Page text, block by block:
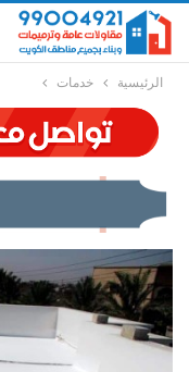
الرئيسية خدمات